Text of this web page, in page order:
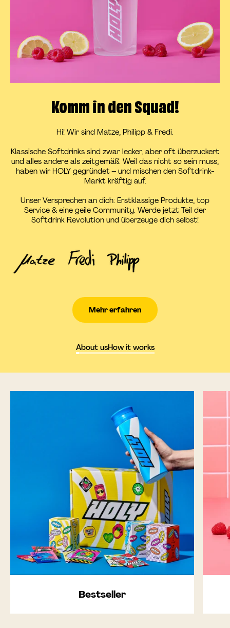
Komm in den Squad!
Hi! Wir sind Matze, Philipp & Fredi.
Klassische Softdrinks sind zwar lecker, aber oft überzuckert
und alles andere als zeitgemäß. Weil das nicht so sein muss,
haben wir HOLY gegründet – und mischen den Softdrink-
Markt kräftig auf.
Unser Versprechen an dich: Erstklassige Produkte, top
Service & eine geile Community. Werde jetzt Teil der
Softdrink Revolution und überzeuge dich selbst!
Mehr erfahren
About usHow it works
Bestseller